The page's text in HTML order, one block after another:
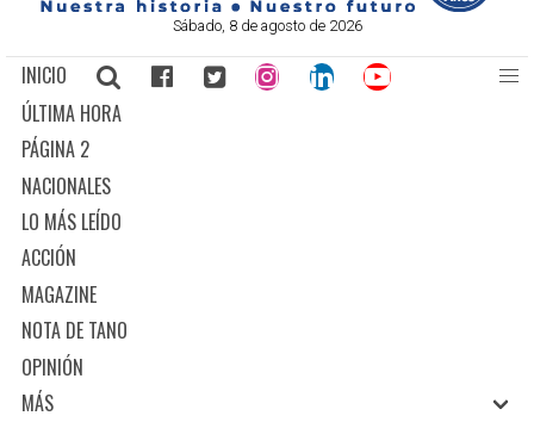
Sábado, 8 de agosto de 2026
INICIO
ÚLTIMA HORA
PÁGINA 2
NACIONALES
LO MÁS LEÍDO
ACCIÓN
MAGAZINE
NOTA DE TANO
OPINIÓN
MÁS